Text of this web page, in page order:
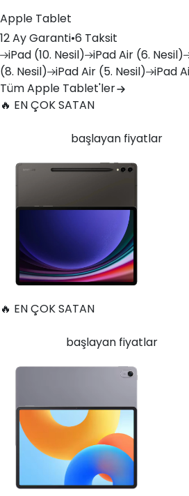
Apple Tablet
12 Ay Garanti•6 Taksit
iPad (10. Nesil) iPadAir (6. Nesil)
(8. Nesil) iPadAir (5. Nesil) iPad
Tüm Apple Tablet'ler
🔥 EN ÇOK SATAN
başlayan fiyatlar
🔥 EN ÇOK SATAN
başlayan fiyatlar